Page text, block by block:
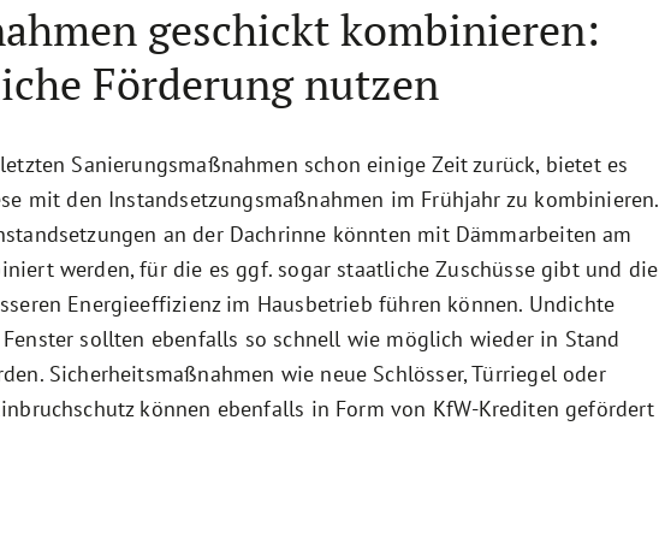
geschickt kombinieren:
Förderung nutzen
Sanierungsmaßnahmen schon einige Zeit zurück, bietet es
mit den Instandsetzungsmaßnahmen im Frühjahr zu kombinieren.
an der Dachrinne könnten mit Dämmarbeiten am
werden, für die es ggf. sogar staatliche Zuschüsse gibt und die
Energieeffizienz im Hausbetrieb führen können. Undichte
sollten ebenfalls so schnell wie möglich wieder in Stand
Sicherheitsmaßnahmen wie neue Schlösser, Türriegel oder
können ebenfalls in Form von KfW-Krediten gefördert